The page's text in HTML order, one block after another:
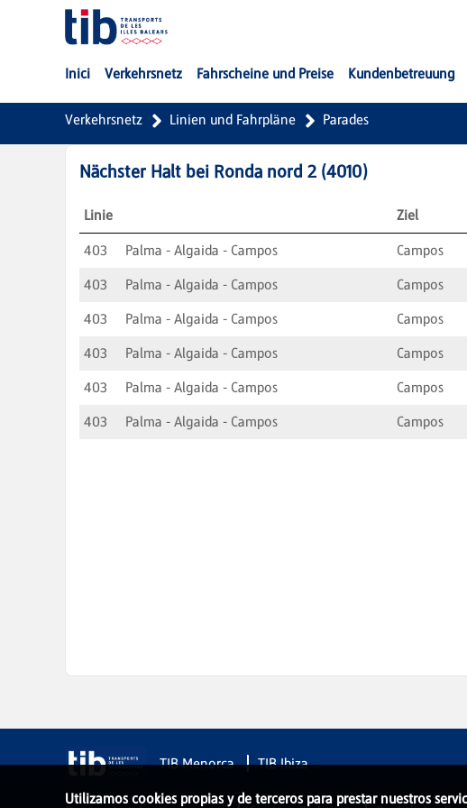
Zum Hauptinhalt springen
Inici Verkehrsnetz Fahrscheine und Preise Kundenbetreuung
Verkehrsnetz Linien und Fahrpläne Parades
Nächster Halt bei Ronda nord 2 (4010)
Linie Ziel
403 Palma - Algaida - Campos Campos
403
Palma - Algaida - Campos Campos
403
Palma - Algaida - Campos Campos
403
Palma - Algaida - Campos Campos
403
Palma - Algaida - Campos Campos
403
Palma - Algaida - Campos Campos
Utilizamos cookies propias y de terceros para prestar nuestros
TIB Menorca TIB Ibiza